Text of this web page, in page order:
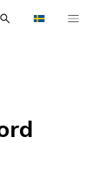
Languages
Sök